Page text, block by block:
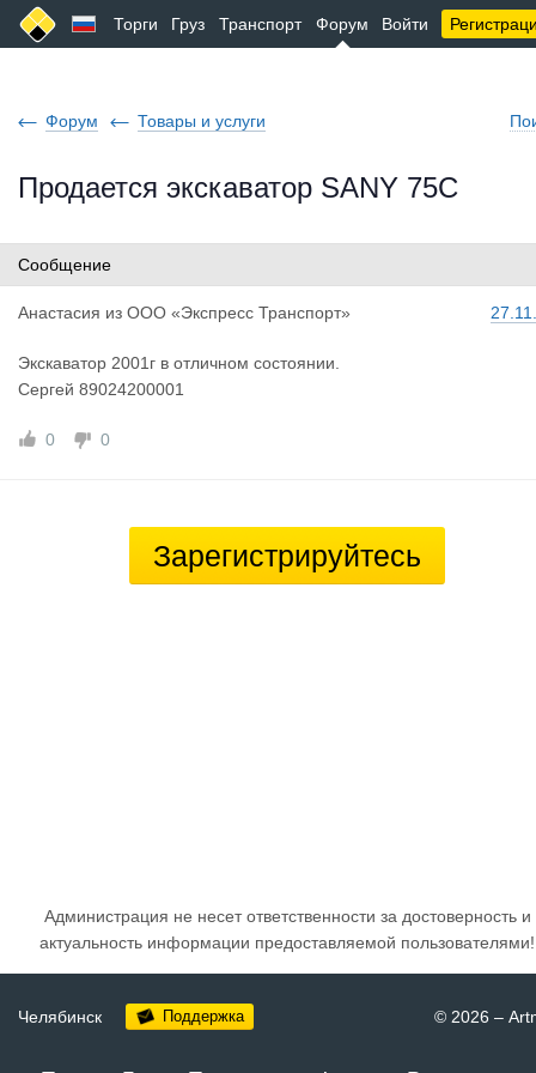
Торги Груз Транспорт Форум Войти
Форум Товары и услуги
Продается экскаватор SANY 75С
Сообщение
Анастасия из ООО «Экспресс Транспорт»
Экскаватор 2001г в отличном состоянии.
Сергей 89024200001
0 0
Зарегистрируйтесь
Администрация не несет ответственности за достоверность и
актуальность информации предоставляемой пользователями!
Челябинск Поддержка © 2026 –